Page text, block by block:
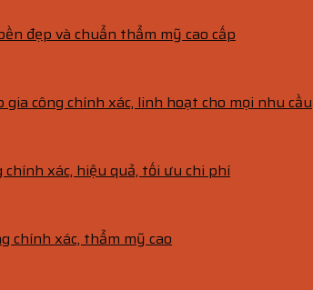
đẹp và chuẩn thẩm mỹ cao cấp
gia công chính xác, linh hoạt cho mọi nhu cầu
chính xác, hiệu quả, tối ưu chi phí
chính xác, thẩm mỹ cao